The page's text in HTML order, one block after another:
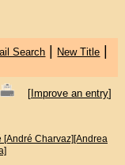
Search | New Title |
[Improve an entry]
[André Charvaz][Andrea